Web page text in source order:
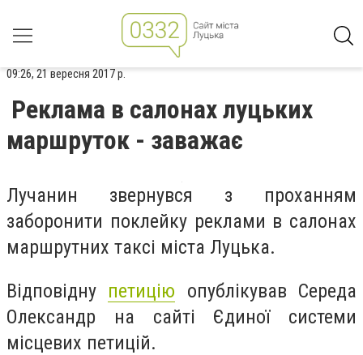
09:26, 21 вересня 2017 р.
Реклама в салонах луцьких
маршруток - заважає
Лучанин звернувся з проханням
заборонити поклейку реклами в салонах
маршрутних таксі міста Луцька.
Відповідну петицію опублікував Середа
Олександр на сайті Єдиної системи
місцевих петицій.